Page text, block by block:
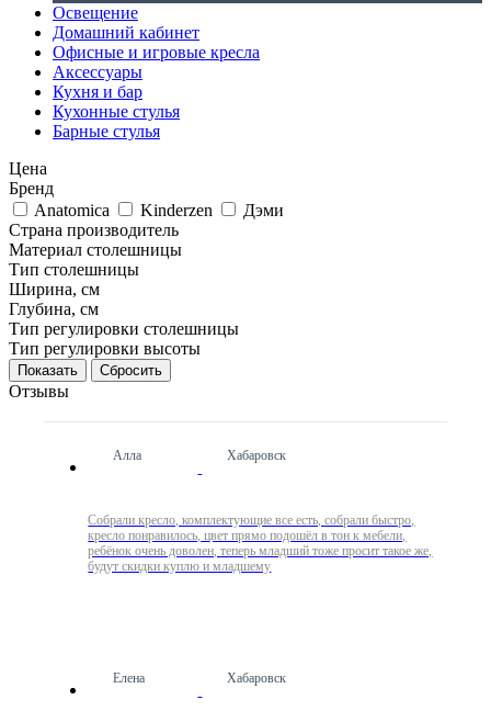
Освещение
Домашний кабинет
Офисные и игровые кресла
Аксессуары
Кухня и бар
Кухонные стулья
Барные стулья
Цена
Бренд
Anatomica
Kinderzen
Дэми
Страна производитель
Материал столешницы
Тип столешницы
Ширина, см
Глубина, см
Тип регулировки столешницы
Тип регулировки высоты
Сбросить
Отзывы
Алла Хабаровск
Собрали кресло, комплектующие все есть, собрали быстро,
кресло понравилось, цвет прямо подошёл в тон к мебели,
ребёнок очень доволен, теперь младший тоже просит такое же,
будут скидки куплю и младшему
Елена Хабаровск